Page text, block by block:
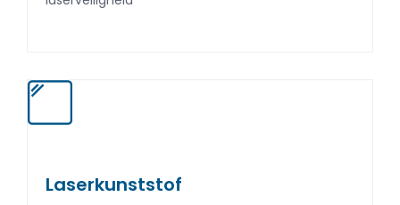
Laserkunststof
Laserkunststof